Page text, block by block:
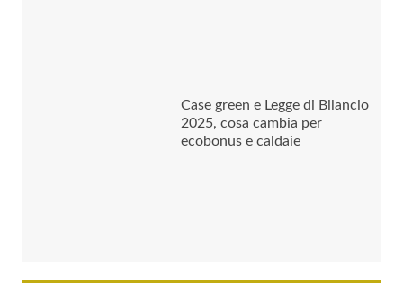
Case green e Legge di Bilancio
2025, cosa cambia per
ecobonus e caldaie